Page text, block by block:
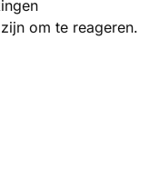
zijn om te reageren.